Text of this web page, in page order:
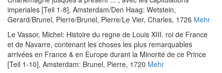
imperiales [Teil 1-8], Amsterdam/Den Haag: Wetstein,
Gerard/Brunel, Pierre/Brunel, Pierre/Le Vier, Charles, 1726 Mehr
Le Vassor, Michel: Histoire du regne de Louis XIII. roi de France
et de Navarre, contenant les choses les plus remarquables
arrivées en France & en Europe durant la Minorité de ce Prince
[Teil 1-10], Amsterdam: Brunel, Pierre, 1720 Mehr